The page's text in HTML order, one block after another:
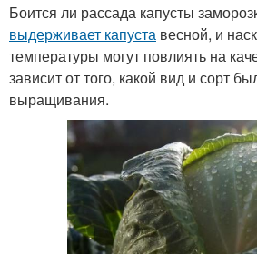
Боится ли рассада капусты
выдерживает капуста весной, и
температуры могут повлиять на
зависит от того, какой вид и сорт
выращивания.